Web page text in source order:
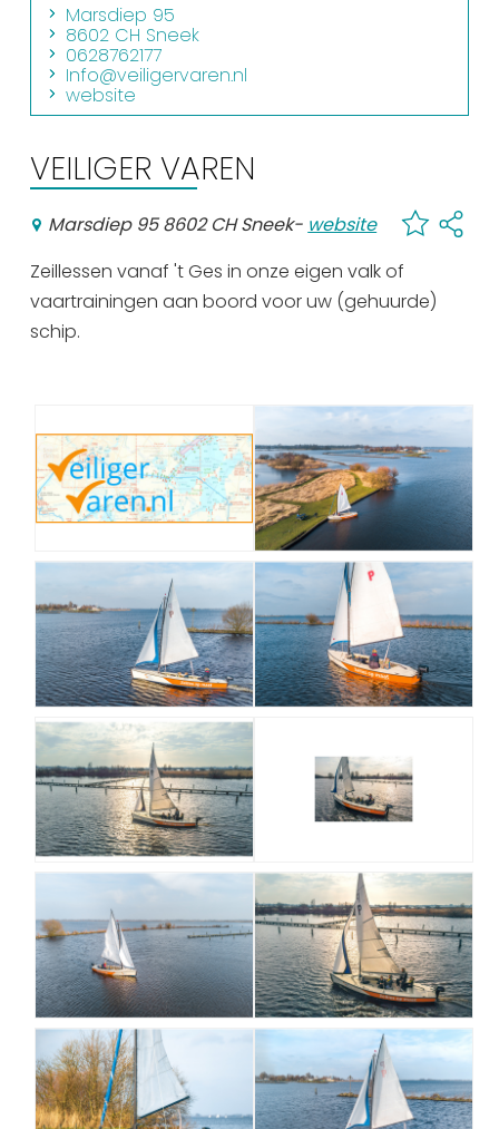
Arrangementen
Jouw Sneek
De Friese meren
Other languages
UITagenda
Routes
Veel bezochte pagina's:
Uitgaan in Sneek
Overnachten in Sneek
Citygame Escapegame Sneek
De leukste routes
Interactieve plattegrond van Sneek
Winkelen in Sneek
Bootverhuur
Marsdiep 95
8602 CH Sneek
0628762177
Info@veiligervaren.nl
website
VEILIGER VAREN
Marsdiep 95 8602 CH Sneek- website
Zeillessen vanaf 't Ges in onze eigen valk of
vaartrainingen aan boord voor uw (gehuurde)
schip.